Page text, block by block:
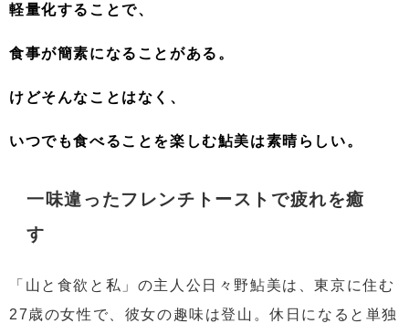
軽量化することで、
食事が簡素になることがある。
けどそんなことはなく、
いつでも食べることを楽しむ鮎美は素晴らしい。
一味違ったフレンチトーストで疲れを癒
す
「山と食欲と私」の主人公日々野鮎美は、東京に住む
27歳の女性で、彼女の趣味は登山。休日になると単独